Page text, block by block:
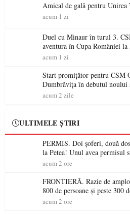
Amical de gală pentru Unirea
acum 1 zi
Duel cu Minaur în turul 3.
aventura în Cupa României la
acum 1 zi
Start promițător pentru CSM
Dumbrăvița în debutul noului
acum 2 zile
ULTIMELE ȘTIRI
PERMIS. Doi șoferi, două
la Petea! Unul avea permisul
niciodată permis
acum 2 ore
FRONTIERĂ. Razie de
800 de persoane și peste 300
acum 2 ore